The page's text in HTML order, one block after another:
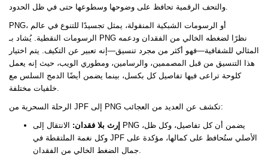
والتحف الرقمية تحافظ على وضوحها وسطوعها حتى في ظل الحدود.
PNG، أو الرسومات الشبكية المنقولة، يمثل تجسيدًا للتنوع في عالم
الرسومات النقطية. يُشاد بـ PNG نظرًا لضغطه الخالي من الفقدان ودعمه
المثالي للشفافية—فهو أكثر من مجرد تنسيق—إنه تعبير عن التكيف. يتم اختيار
هذا التنسيق من قبل المصممين، والرسامين، ومطوري الويب، حيث إنه يعمل
كلوحة تراعى فيها تفاصيل كل بكسل، بينما يضمن أيضًا الدمج السلس مع
خلفيات مختلفة.
الرحلة السحرية من JPF إلى PNG تكشف عن العديد من العجائب:
إرث بلا فقدان: الانتقال إلى PNG يضمن أن كل تفاصيل، وكل ظل،
وكل نغمة الملتقطة في JPF الأصلي ستُحافظ على كمالها، مؤكدة على
جمال الضغط الخالي من الفقدان.